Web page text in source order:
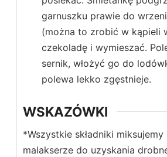
garnuszku prawie do
(można to zrobić w kąpieli
czekoladę i wymieszać.
sernik, włożyć go do
polewa lekko zgęstnieje.
WSKAZÓWKI
*Wszystkie składniki
malakserze do uzyskania